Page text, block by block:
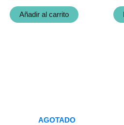
Añadir al carrito
AGOTADO